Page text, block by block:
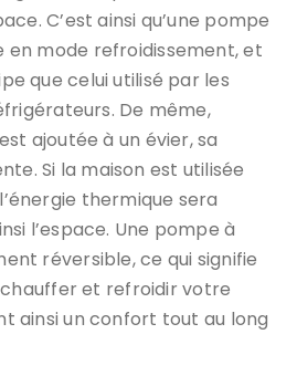
C’est ainsi qu’une pompe
mode refroidissement, et
que celui utilisé par les
De même,
ajoutée à un évier, sa
Si la maison est utilisée
thermique sera
l’espace. Une pompe à
réversible, ce qui signifie
chauffer et refroidir votre
ainsi un confort tout au long